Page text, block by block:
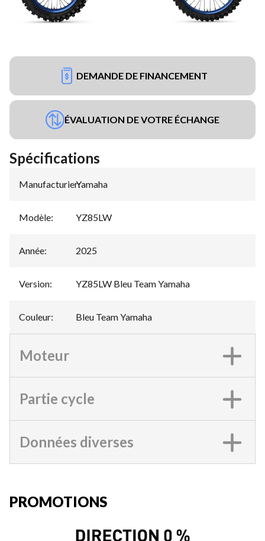
DEMANDE DE FINANCEMENT
ÉVALUATION DE VOTRE ÉCHANGE
Spécifications
Manufacturier:
Yamaha
Modèle: YZ85LW
Année: 2025
Version: YZ85LW Bleu Team Yamaha
Couleur: Bleu Team Yamaha
Moteur
Partie cycle
Données diverses
PROMOTIONS